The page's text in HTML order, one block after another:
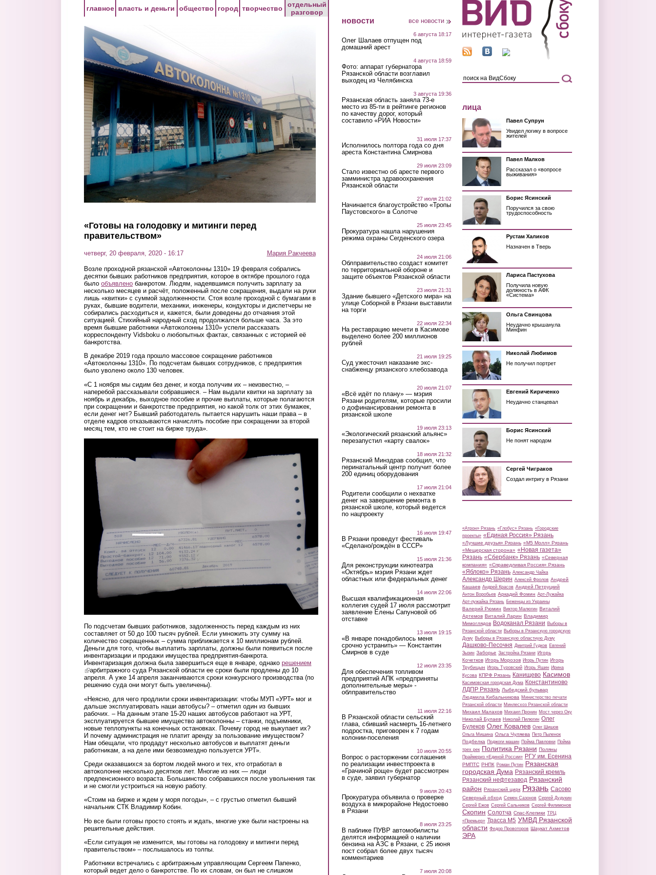
главное власть и деньги общество город творчество
отдельный
разговор
«Готовы на голодовку и митинги перед
правительством»
четверг, 20 февраля, 2020 - 16:17 Мария Ракчеева
Возле проходной рязанской «Автоколонны 1310» 19 февраля собрались
десятки бывших работников предприятия, которое в октябре прошлого года
было объявлено банкротом. Людям, надеявшимся получить зарплату за
несколько месяцев и расчёт, положенный после сокращения, выдали на руки
лишь «квитки» с суммой задолженности. Стоя возле проходной с бумагами в
руках, бывшие водители, механики, инженеры, кондукторы и диспетчеры не
собирались расходиться и, кажется, были доведены до отчаяния этой
ситуацией. Стихийный народный сход продолжался больше часа. За это
время бывшие работники «Автоколонны 1310» успели рассказать
корреспонденту Vidsboku о любопытных фактах, связанных с историей её
банкротства.
В декабре 2019 года прошло массовое сокращение работников
«Автоколонны 1310». По подсчетам бывших сотрудников, с предприятия
было уволено около 130 человек.
«С 1 ноября мы сидим без денег, и когда получим их – неизвестно, –
наперебой рассказывали собравшиеся. – Нам выдали квитки на зарплату за
ноябрь и декабрь, выходное пособие и прочие выплаты, которые полагаются
при сокращении и банкротстве предприятия, но какой толк от этих бумажек,
если денег нет? Бывший работодатель пытается нарушить наши права – в
отделе кадров отказываются начислять пособие при сокращении за второй
месяц тем, кто не стоит на бирже труда».
По подсчетам бывших работников, задолженность перед каждым из них
составляет от 50 до 100 тысяч рублей. Если умножить эту сумму на
количество сокращенных – сумма приближается к 10 миллионам рублей.
Деньги для того, чтобы выплатить зарплаты, должны были появиться после
инвентаризации и продажи имущества предприятия-банкрота.
Инвентаризация должна была завершиться еще в январе, однако решением
(link is external)
арбитражного суда Рязанской области ее сроки были продлены до 10
апреля. А уже 14 апреля заканчиваются сроки конкурсного производства (по
решению суда они могут быть увеличены).
«Неясно, для чего продлили сроки инвентаризации: чтобы МУП «УРТ» мог и
дальше эксплуатировать наши автобусы? – отметил один из бывших
рабочих. – На данным этапе 15-20 наших автобусов работают на УРТ,
эксплуатируется бывшее имущество автоколонны – станки, подъемники,
новые теплопункты на конечных остановках. Почему город не выкупает их?
И почему администрация не платит аренду за пользование имуществом?
Нам обещали, что продадут несколько автобусов и выплатят деньги
работникам, а на деле ими безвозмездно пользуется УРТ».
Среди оказавшихся за бортом людей много и тех, кто отработал в
автоколонне несколько десятков лет. Многие из них — люди
предпенсионного возраста. Большинство собравшихся после увольнения так
и не смогли устроиться на новую работу.
«Стоим на бирже и ждем у моря погоды», – с грустью отметил бывший
начальник СТК Владимир Кобин.
Но все были готовы просто стоять и ждать, многие уже были настроены на
решительные действия.
«Если ситуация не изменится, мы готовы на голодовку и митинги перед
правительством» – послышалось из толпы.
Работники встречались с арбитражным управляющим Сергеем Папенко,
который ведет дело о банкротстве. По их словам, он был не слишком
новости все новости
6 августа 18:17
Олег Шалаев отпущен под
домашний арест
4 августа 18:59
Фото: аппарат губернатора
Рязанской области возглавил
выходец из Челябинска
3 августа 19:36
Рязанская область заняла 73-е
место из 85-ти в рейтинге регионов
по качеству дорог, который
составило «РИА Новости»
31 июля 17:37
Исполнилось полтора года со дня
ареста Константина Смирнова
29 июля 23:09
Стало известно об аресте первого
замминистра здравоохранения
Рязанской области
27 июля 21:02
Начинается благоустройство «Тропы
Паустовского» в Солотче
25 июля 23:45
Прокуратура нашла нарушения
режима охраны Сегденского озера
24 июля 21:06
Облправительство создаст комитет
по территориальной обороне и
защите объектов Рязанской области
23 июля 21:31
Здание бывшего «Детского мира» на
улице Соборной в Рязани выставили
на торги
22 июля 22:34
На реставрацию мечети в Касимове
выделено более 200 миллионов
рублей
21 июля 19:25
Суд ужесточил наказание экс-
снабженцу рязанского хлебозавода
20 июля 21:07
«Всё идёт по плану» — мэрия
Рязани родителям, которые просили
о дофинансировании ремонта в
рязанской школе
19 июля 23:13
«Экологический рязанский альянс»
перезапустил «карту свалок»
18 июля 21:32
Рязанский Минздрав сообщил, что
перинатальный центр получит более
200 единиц оборудования
17 июля 21:04
Родители сообщили о нехватке
денег на завершение ремонта в
рязанской школе, который ведется
по нацпроекту
16 июля 19:47
В Рязани проведут фестиваль
«Сделано/рождён в СССР»
15 июля 21:36
Для реконструкции кинотеатра
«Октябрь» мэрия Рязани ждет
областных или федеральных денег
14 июля 22:06
Высшая квалификационная
коллегия судей 17 июля рассмотрит
заявление Елены Сапуновой об
отставке
13 июля 19:15
«В январе понадобилось меня
срочно устранить» — Константин
Смирнов в суде
12 июля 23:35
Для обеспечения топливом
предприятий АПК «предприняты
дополнительные меры» -
облправительство
11 июля 22:16
В Рязанской области сельский
глава, сбивший насмерть 16-летнего
подростка, приговорен к 7 годам
колонии-поселения
10 июля 20:55
Вопрос о расторжении соглашения
по реализации инвестпроекта в
«Грачиной роще» будет рассмотрен
в суде, заявил губернатор
9 июля 20:43
Прокуратура объявила о проверке
воздуха в микрорайоне Недостоево
в Рязани
8 июля 23:25
В паблике ПУВР автомобилисты
делятся информацией о наличии
бензина на АЗС в Рязани, с 25 июня
пост собрал более двух тысяч
комментариев
7 июля 20:08
лица
Павел Супрун
Увидел логику в вопросе
жителей
Павел Малков
Рассказал о «вопросе
выживания»
Борис Ясинский
Поручился за свою
трудоспособность
Рустам Халиков
Назначен в Тверь
Лариса Пастухова
Получила новую
должность в АФК
«Система»
Ольга Свинцова
Неудачно крышанула
Минфин
Николай Любимов
Не получил портрет
Евгений Кириченко
Неудачно станцевал
Борис Ясинский
Не понят народом
Сергей Чиграков
Создал интригу в Рязани
«Атрон» Рязань «Глобус» Рязань «Городские
проекты» «Единая Россия» Рязань
«Лучшие друзья» Рязань «М5 Молл» Рязань
«Мещерская сторона» «Новая газета»
Рязань «Сбербанк» Рязань «Северная
компания» «Справедливая Россия» Рязань
«Яблоко» Рязань Александр Чайка
Александр Шерин Алексей Фролов Андрей
Кашаев Андрей Красов Андрей Петруцкий
Антон Воробьев Аркадий Фомин Арт-Лужайка
Арт-лужайка Рязань Беженцы из Украины
Валерий Рюмин Виктор Малюгин Виталий
Артемов Виталий Ларин Владимир
Мимоглядов Водоканал Рязани Выборы в
Рязанской области Выборы в Рязанскую городскую
Думу Выборы в Рязанскую областную Думу
Дашково-Песочня Дмитрий Гудков Евгений
Зызин Заборье Застройка Рязани Игорь
Кочетков Игорь Морозов Игорь Путин Игорь
Трубицын Игорь Туровский Игорь Яшин Ирина
Кусова КПРФ Рязань Канищево Касимов
Касимовская городская Дума Константиново
ЛДПР Рязань Лыбедский бульвар
Людмила Кибальникова Министерство печати
Рязанской области Минлесхоз Рязанской области
Михаил Малахов Михаил Пронин Мост через Оку
Николай Булаев Николай Пилюгин Олег
Булеков Олег Ковалев Олег Шишов
Ольга Мишина Ольга Чуляева Петр Пыленок
Подбелка Поджоги машин Пойма Павловки Пойма
трех рек Политика Рязани Поляны
Праймериз «Единой России» РГУ им. Есенина
РМПТС РНПК Роман Путин Рязанская
городская Дума Рязанский кремль
Рязанский нефтезавод Рязанский
район Рязанский цирк Рязань Сасово
Северный обход Семен Сазонов Сергей Дудукин
Сергей Ежов Сергей Сальников Сергей Филимонов
Скопин Солотча Спас-Клепики ТРЦ
«Премьер» Трасса М5 УМВД Рязанской
области Федор Провоторов Шаукат Ахметов
ЭРА